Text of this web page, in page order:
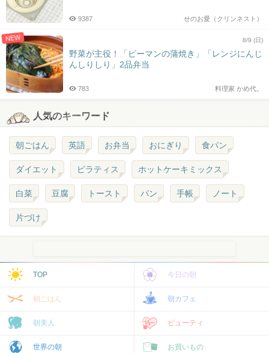
せのお愛（クリンネスト）
9387
NEW 8/9 (日)
野菜が主役！「ピーマンの蒲焼き」「レンジにんじ
んしりしり」2品弁当
料理家 かめ代。
783
人気のキーワード
朝ごはん 英語 お弁当 おにぎり 食パン
ダイエット ピラティス ホットケーキミックス
白菜 豆腐 トースト パン 手帳 ノート
片づけ
TOP 今日の朝
朝ごはん 朝カフェ
朝美人 ビューティ
世界の朝 お買いもの